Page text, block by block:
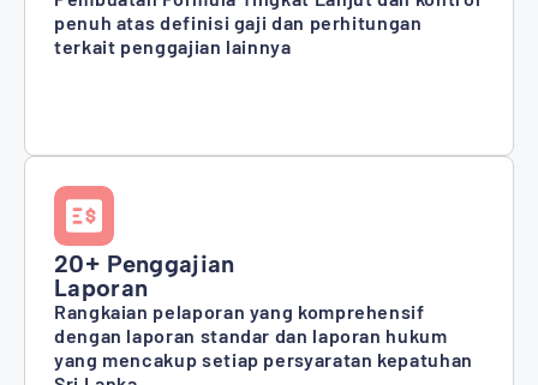
penuh atas definisi gaji dan perhitungan
terkait penggajian lainnya
20+ Penggajian
Laporan
Rangkaian pelaporan yang komprehensif
dengan laporan standar dan laporan hukum
yang mencakup setiap persyaratan kepatuhan